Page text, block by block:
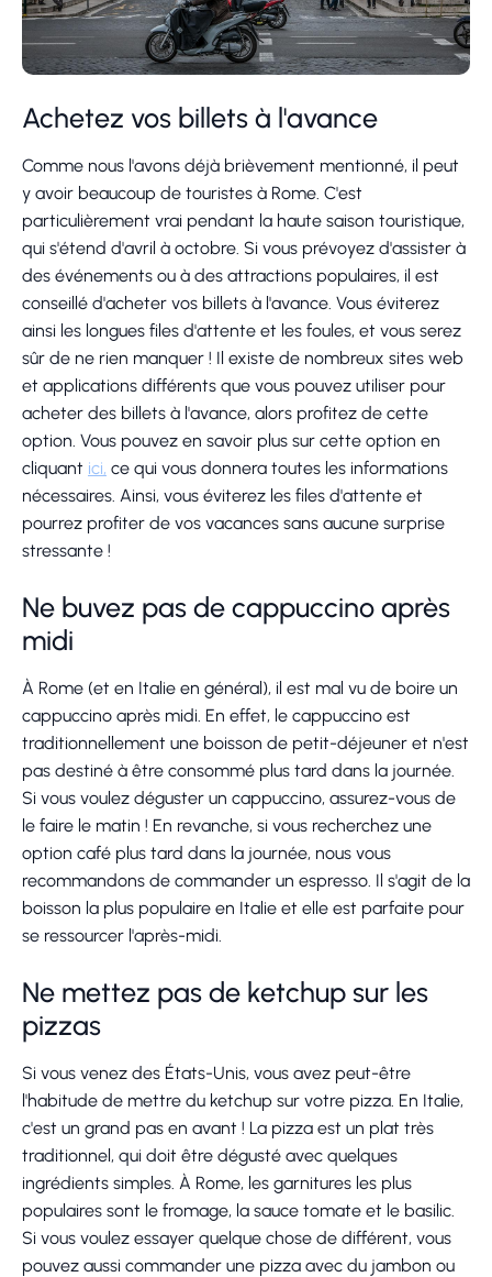
Achetez vos billets à l'avance
Comme nous l'avons déjà brièvement mentionné, il peut
y avoir beaucoup de touristes à Rome. C'est
particulièrement vrai pendant la haute saison touristique,
qui s'étend d'avril à octobre. Si vous prévoyez d'assister à
des événements ou à des attractions populaires, il est
conseillé d'acheter vos billets à l'avance. Vous éviterez
ainsi les longues files d'attente et les foules, et vous serez
sûr de ne rien manquer ! Il existe de nombreux sites web
et applications différents que vous pouvez utiliser pour
acheter des billets à l'avance, alors profitez de cette
option. Vous pouvez en savoir plus sur cette option en
cliquant ici, ce qui vous donnera toutes les informations
nécessaires. Ainsi, vous éviterez les files d'attente et
pourrez profiter de vos vacances sans aucune surprise
stressante !
Ne buvez pas de cappuccino après
midi
À Rome (et en Italie en général), il est mal vu de boire un
cappuccino après midi. En effet, le cappuccino est
traditionnellement une boisson de petit-déjeuner et n'est
pas destiné à être consommé plus tard dans la journée.
Si vous voulez déguster un cappuccino, assurez-vous de
le faire le matin ! En revanche, si vous recherchez une
option café plus tard dans la journée, nous vous
recommandons de commander un espresso. Il s'agit de la
boisson la plus populaire en Italie et elle est parfaite pour
se ressourcer l'après-midi.
Ne mettez pas de ketchup sur les
pizzas
Si vous venez des États-Unis, vous avez peut-être
l'habitude de mettre du ketchup sur votre pizza. En Italie,
c'est un grand pas en avant ! La pizza est un plat très
traditionnel, qui doit être dégusté avec quelques
ingrédients simples. À Rome, les garnitures les plus
populaires sont le fromage, la sauce tomate et le basilic.
Si vous voulez essayer quelque chose de différent, vous
pouvez aussi commander une pizza avec du jambon ou